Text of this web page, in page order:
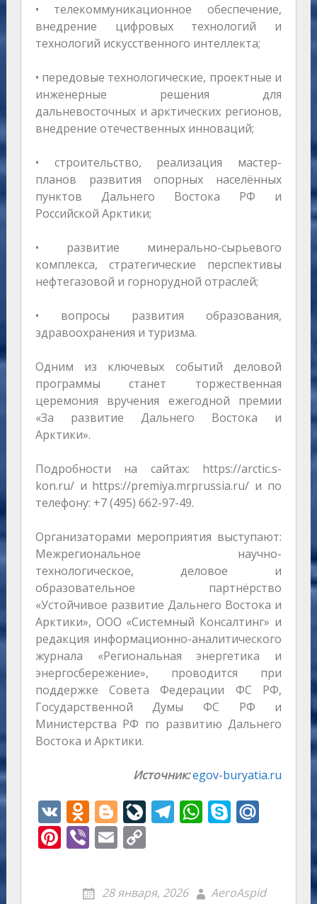
• телекоммуникационное обеспечение,
внедрение цифровых технологий и
технологий искусственного интеллекта;
• передовые технологические, проектные и
инженерные решения для
дальневосточных и арктических регионов,
внедрение отечественных инноваций;
• строительство, реализация мастер-
планов развития опорных населённых
пунктов Дальнего Востока РФ и
Российской Арктики;
• развитие минерально-сырьевого
комплекса, стратегические перспективы
нефтегазовой и горнорудной отраслей;
• вопросы развития образования,
здравоохранения и туризма.
Одним из ключевых событий деловой
программы станет торжественная
церемония вручения ежегодной премии
«За развитие Дальнего Востока и
Арктики».
Подробности на сайтах: https://arctic.s-
kon.ru/ и https://premiya.mrprussia.ru/ и по
телефону: +7 (495) 662-97-49.
Организаторами мероприятия выступают:
Межрегиональное научно-
технологическое, деловое и
образовательное партнёрство
«Устойчивое развитие Дальнего Востока и
Арктики», ООО «Системный Консалтинг» и
редакция информационно-аналитического
журнала «Региональная энергетика и
энергосбережение», проводится при
поддержке Совета Федерации ФС РФ,
Государственной Думы ФС РФ и
Министерства РФ по развитию Дальнего
Востока и Арктики.
Источник:egov-buryatia.ru
V
K
O
d
n
o
Bl
o
g
Li
v
eJ
T W S M
Pi Vi
er
E
ai
C
p
28 января, 2026 AeroAspid